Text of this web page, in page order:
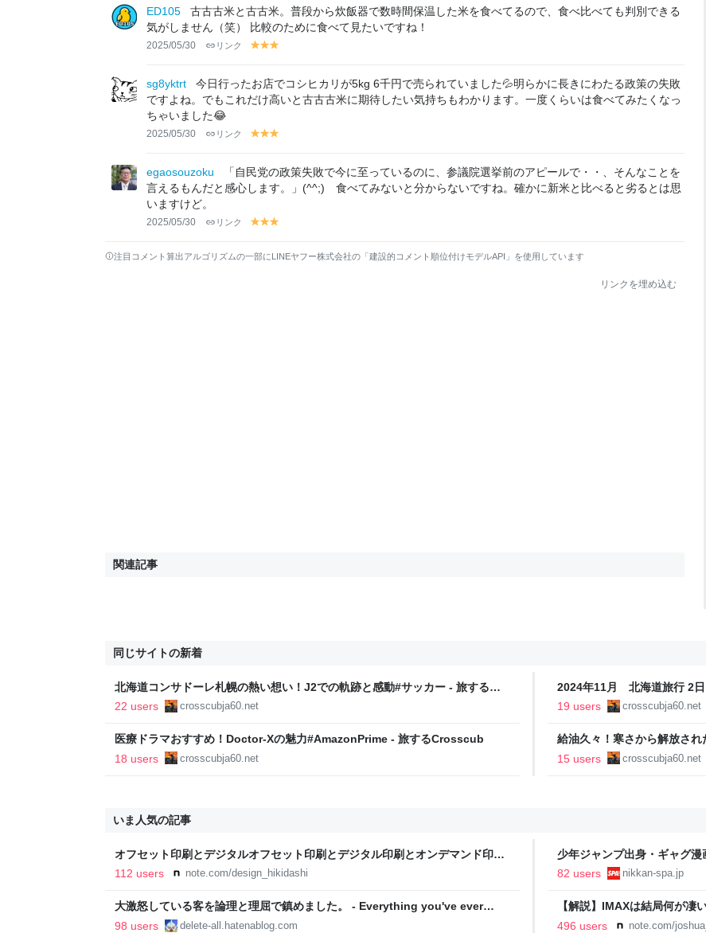
lo
w
lo
w
lo
w
ED105
古古古米と古古米。普段から炊飯器で数時間保温した米を食べてるので、食べ比べても判別できる
気がしません（笑） 比較のために食べて見たいですね！
2025/05/30 リンク
y
lo
w
y
lo
w
lo
w
sg8yktrt
今日行ったお店でコシヒカリが5kg 6千円で売られていました💦明らかに長きにわたる政策の失敗
ですよね。でもこれだけ高いと古古古米に期待したい気持ちもわかります。一度くらいは食べてみたくなっ
ちゃいました😂
2025/05/30 リンク
y
lo
y
lo
w
lo
w
egaosouzoku
「自民党の政策失敗で今に至っているのに、参議院選挙前のアピールで・・、そんなことを
言えるもんだと感心します。」(^^;) 食べてみないと分からないですね。確かに新米と比べると劣るとは思
いますけど。
2025/05/30 リンク
y
lo
y
lolo
注目コメント算出アルゴリズムの一部にLINEヤフー株式会社の「建設的コメント順位付けモデルAPI」を使用しています
リンクを埋め込む
関連記事
同じサイトの新着
北海道コンサドーレ札幌の熱い想い！J2での軌跡と感動#サッカー - 旅する
Crosscub
22 users crosscubja60.net
2024年11月 北海道旅行 2
19 users
crosscubja60.net
医療ドラマおすすめ！Doctor-Xの魅力#AmazonPrime - 旅するCrosscub
18 users
crosscubja60.net
給油久々！寒さから解放さ
15 users
crosscubja60.net
いま人気の記事
オフセット印刷とデジタルオフセット印刷とデジタル印刷とオンデマンド印刷
と。｜デザインのひきだし 津田淳子
112 users note.com/design_hikidashi
少年ジャンプ出身・ギャグ
る。「ヘルニアで入院しても
82 users nikkan-spa.jp
大激怒している客を論理と理屈で鎮めました。 - Everything you've ever
Dreamed
98 users delete-all.hatenablog.com
【解説】IMAXは結局何が凄
か？｜Joshua Connolly
496 users note.com/